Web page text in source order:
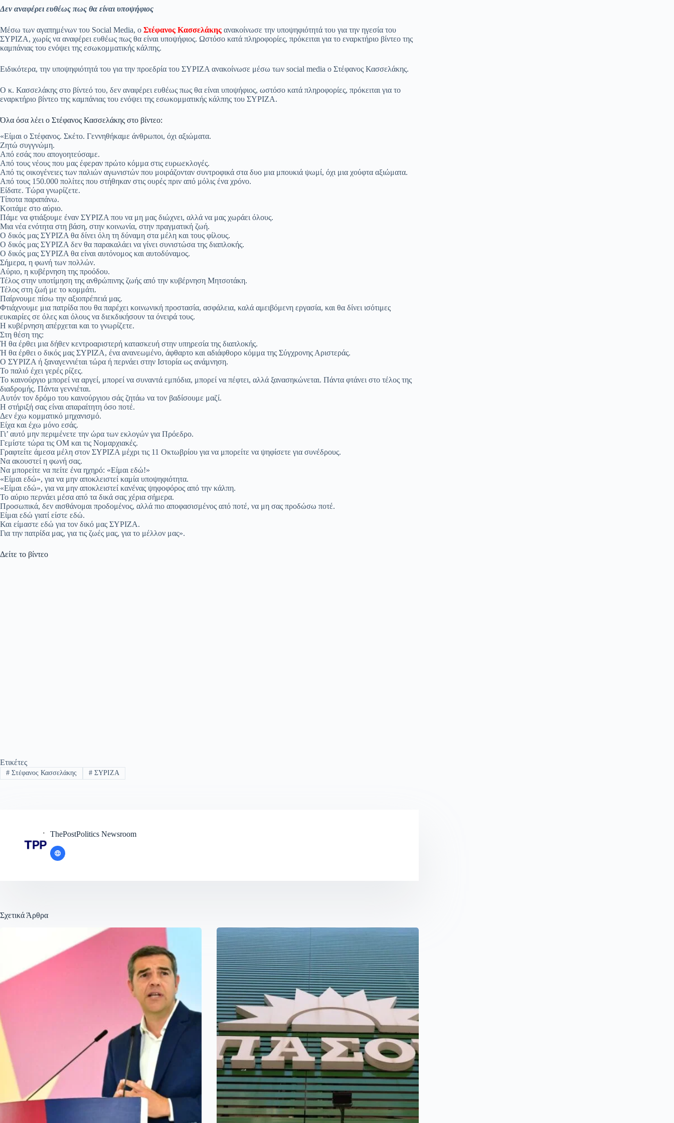
bo
ok A
pp
gr
a
m
ge
ail ail
α
στ
εί
τε
Δεν αναφέρει ευθέως πως θα είναι υποψήφιος
Μέσω των αγαπημένων του Social Media, ο Στέφανος Κασσελάκης ανακοίνωσε την υποψηφιότητά του για την ηγεσία του
ΣΥΡΙΖΑ, χωρίς να αναφέρει ευθέως πως θα είναι υποψήφιος. Ωστόσο κατά πληροφορίες, πρόκειται για το εναρκτήριο βίντεο της
καμπάνιας του ενόψει της εσωκομματικής κάλπης.
Ειδικότερα, την υποψηφιότητά του για την προεδρία του ΣΥΡΙΖΑ ανακοίνωσε μέσω των social media ο Στέφανος Κασσελάκης.
Ο κ. Κασσελάκης στο βίντεό του, δεν αναφέρει ευθέως πως θα είναι υποψήφιος, ωστόσο κατά πληροφορίες, πρόκειται για το
εναρκτήριο βίντεο της καμπάνιας του ενόψει της εσωκομματικής κάλπης του ΣΥΡΙΖΑ.
Όλα όσα λέει ο Στέφανος Κασσελάκης στο βίντεο:
«Είμαι ο Στέφανος. Σκέτο. Γεννηθήκαμε άνθρωποι, όχι αξιώματα.
Ζητώ συγγνώμη.
Από εσάς που απογοητεύσαμε.
Από τους νέους που μας έφεραν πρώτο κόμμα στις ευρωεκλογές.
Από τις οικογένειες των παλιών αγωνιστών που μοιράζονταν συντροφικά στα δυο μια μπουκιά ψωμί, όχι μια χούφτα αξιώματα.
Από τους 150.000 πολίτες που στήθηκαν στις ουρές πριν από μόλις ένα χρόνο.
Είδατε. Τώρα γνωρίζετε.
Τίποτα παραπάνω.
Κοιτάμε στο αύριο.
Πάμε να φτιάξουμε έναν ΣΥΡΙΖΑ που να μη μας διώχνει, αλλά να μας χωράει όλους.
Μια νέα ενότητα στη βάση, στην κοινωνία, στην πραγματική ζωή.
Ο δικός μας ΣΥΡΙΖΑ θα δίνει όλη τη δύναμη στα μέλη και τους φίλους.
Ο δικός μας ΣΥΡΙΖΑ δεν θα παρακαλάει να γίνει συνιστώσα της διαπλοκής.
Ο δικός μας ΣΥΡΙΖΑ θα είναι αυτόνομος και αυτοδύναμος.
Σήμερα, η φωνή των πολλών.
Αύριο, η κυβέρνηση της προόδου.
Τέλος στην υποτίμηση της ανθρώπινης ζωής από την κυβέρνηση Μητσοτάκη.
Τέλος στη ζωή με το κομμάτι.
Παίρνουμε πίσω την αξιοπρέπειά μας.
Φτιάχνουμε μια πατρίδα που θα παρέχει κοινωνική προστασία, ασφάλεια, καλά αμειβόμενη εργασία, και θα δίνει ισότιμες
ευκαιρίες σε όλες και όλους να διεκδικήσουν τα όνειρά τους.
Η κυβέρνηση απέρχεται και το γνωρίζετε.
Στη θέση της:
Ή θα έρθει μια δήθεν κεντροαριστερή κατασκευή στην υπηρεσία της διαπλοκής.
Ή θα έρθει ο δικός μας ΣΥΡΙΖΑ, ένα ανανεωμένο, άφθαρτο και αδιάφθορο κόμμα της Σύγχρονης Αριστεράς.
Ο ΣΥΡΙΖΑ ή ξαναγεννιέται τώρα ή περνάει στην Ιστορία ως ανάμνηση.
Το παλιό έχει γερές ρίζες.
Το καινούργιο μπορεί να αργεί, μπορεί να συναντά εμπόδια, μπορεί να πέφτει, αλλά ξανασηκώνεται. Πάντα φτάνει στο τέλος της
διαδρομής. Πάντα γεννιέται.
Αυτόν τον δρόμο του καινούργιου σάς ζητάω να τον βαδίσουμε μαζί.
Η στήριξή σας είναι απαραίτητη όσο ποτέ.
Δεν έχω κομματικό μηχανισμό.
Είχα και έχω μόνο εσάς.
Γι’ αυτό μην περιμένετε την ώρα των εκλογών για Πρόεδρο.
Γεμίστε τώρα τις ΟΜ και τις Νομαρχιακές.
Γραφτείτε άμεσα μέλη στον ΣΥΡΙΖΑ μέχρι τις 11 Οκτωβρίου για να μπορείτε να ψηφίσετε για συνέδρους.
Να ακουστεί η φωνή σας.
Να μπορείτε να πείτε ένα ηχηρό: «Είμαι εδώ!»
«Είμαι εδώ», για να μην αποκλειστεί καμία υποψηφιότητα.
«Είμαι εδώ», για να μην αποκλειστεί κανένας ψηφοφόρος από την κάλπη.
Το αύριο περνάει μέσα από τα δικά σας χέρια σήμερα.
Προσωπικά, δεν αισθάνομαι προδομένος, αλλά πιο αποφασισμένος από ποτέ, να μη σας προδώσω ποτέ.
Είμαι εδώ γιατί είστε εδώ.
Και είμαστε εδώ για τον δικό μας ΣΥΡΙΖΑ.
Για την πατρίδα μας, για τις ζωές μας, για το μέλλον μας».
Δείτε το βίντεο
Ετικέτες
#Στέφανος Κασσελάκης #ΣΥΡΙΖΑ
ThePostPolitics Newsroom
Σχετικά Άρθρα